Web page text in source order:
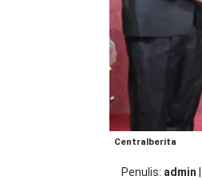
Centralberita
Penulis admin